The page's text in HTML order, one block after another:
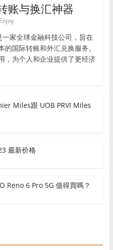
账与换汇神器
家全球金融科技公司，旨在
国际转账和外汇兑换服务。
，为个人和企业提供了更经济
Miles跟 UOB PRVI Miles
最新价格
Reno 6 Pro 5G 值得買嗎？